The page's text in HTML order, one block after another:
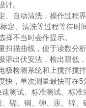
计。
、自动清洗，操作过程界
定、清洗等过程等待时
择不当时会作提示。
扫描曲线，便于读数分析
溶出伏安法，检出限低
极检测系统和上搅拌搅
快，单次测量最快可在5
速测试、标准测试、标
、镉、铜、砷、汞、锌